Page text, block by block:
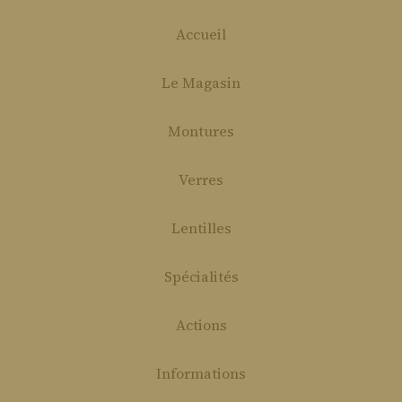
Accueil
Le Magasin
Montures
Verres
Lentilles
Spécialités
Actions
Informations